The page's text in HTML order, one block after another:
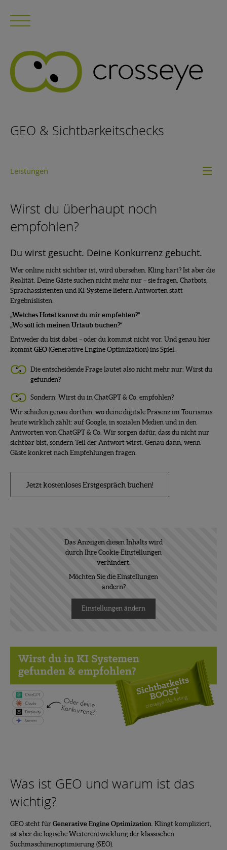
GEO & Sichtbarkeitschecks
Leistungen
Wirst du überhaupt noch
empfohlen?
Du wirst gesucht. Deine Konkurrenz gebucht.
Wer online nicht sichtbar ist, wird übersehen. Kling hart? Ist aber die
Realität. Deine Gäste suchen nicht mehr nur – sie fragen. Chatbots,
Sprachassistenten und KI-Systeme liefern Antworten statt
Ergebnislisten.
„Welches Hotel kannst du mir empfehlen?“
„Wo soll ich meinen Urlaub buchen?“
Entweder du bist dabei – oder du kommst nicht vor. Und genau hier
kommt GEO (Generative Engine Optimization) ins Spiel.
Die entscheidende Frage lautet also nicht mehr nur: Wirst du
gefunden?
Sondern: Wirst du in ChatGPT & Co. empfohlen?
Wir schielen genau dorthin, wo deine digitale Präsenz im Tourismus
heute wirklich zählt: auf Google, in sozialen Medien und in den
Antworten von ChatGPT & Co. Wir sorgen dafür, dass du nicht nur
sichtbar bist, sondern Teil der Antwort wirst. Genau dann, wenn
Gäste konkret nach Empfehlungen fragen.
Jetzt kostenloses Erstgespräch buchen!
Das Anzeigen diesen Inhalts wird
durch Ihre Cookie-Einstellungen
verhindert.
Möchten Sie die Einstellungen
ändern?
Einstellungen ändern
Was ist GEO und warum ist das
wichtig?
GEO steht für Generative Engine Optimization . Klingt kompliziert,
ist aber die logische Weiterentwicklung der klassischen
Suchmaschinenoptimierung (SEO).